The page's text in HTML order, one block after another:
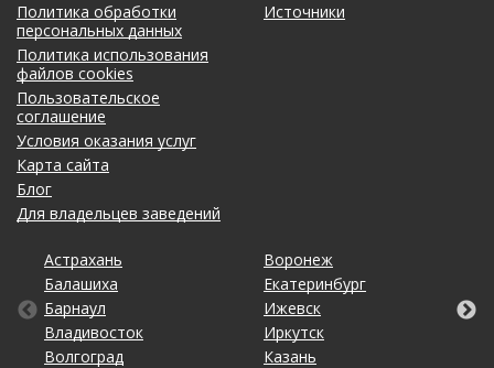
Политика обработки
персональных данных
Политика использования
файлов cookies
Пользовательское
соглашение
Условия оказания услуг
Карта сайта
Блог
Для владельцев заведений
Источники
Астрахань
Балашиха
Барнаул
Владивосток
Волгоград
Воронеж
Екатеринбург
Ижевск
Иркутск
Казань
Калининград
Кемерово
Киров
Краснодар
Красноярск
Липецк
Махачкала
Москва
Набережные Челны
Нижний Новгород
Омск
Оренбург
Пенза
Пермь
Ростов-на-Дону
Рязань
Самара
Санкт-Петербург
Саратов
Ставрополь
Тольятти
Томск
Тула
Тюмень
Ульяновск
Уфа
Хабаровск
Чебоксары
Челябинск
Ярославль